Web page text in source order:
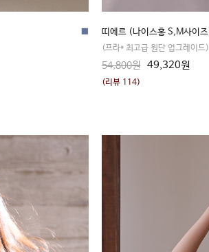
띠에르 (나이스홍 S,M사이
(프라* 최고급 원단 업그레이드)
54,800원 49,320원
(리뷰 114)